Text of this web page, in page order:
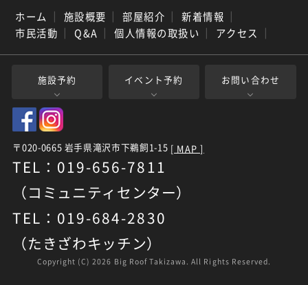
ホーム ｜ 施設概要 ｜ 部屋紹介 ｜ 新着情報 ｜
市民活動 ｜ Q&A ｜ 個人情報の取扱い ｜ アクセス ｜
施設予約 イベント予約 お問い合わせ
〒020-0665 岩手県滝沢市下鵜飼1-15 [ MAP ]
TEL：019-656-7811
（コミュニティセンター）
TEL：019-684-2830
（たきざわキッチン）
Copyright (C)2026 Big Roof Takizawa. All Rights Reserved.